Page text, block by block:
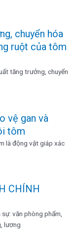
chuyển hóa
ruột của tôm
tăng trưởng, chuyển
vệ gan và
tôm
là động vật giáp xác
CHÍNH
văn phòng phẩm,
lương